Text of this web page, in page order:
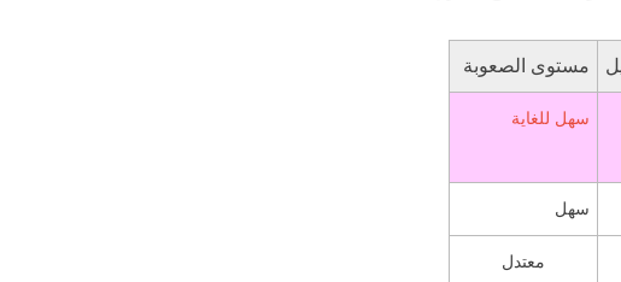
مستوى الصعوبة
سهل للغاية
سهل
معتدل